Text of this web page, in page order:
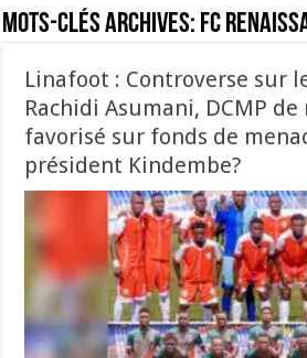
Mots-clés Archives: Fc
Linafoot : Controverse sur
Rachidi Asumani, DCMP de
favorisé sur fonds de
président Kindembe?